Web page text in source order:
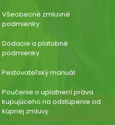
Všeobecné zmluvné
podmienky
Dodacie a platobné
podmienky
Pestovateľský manuál
Poučenie o uplatnení práva
kupujúceho na odstúpenie od
kúpnej zmluvy